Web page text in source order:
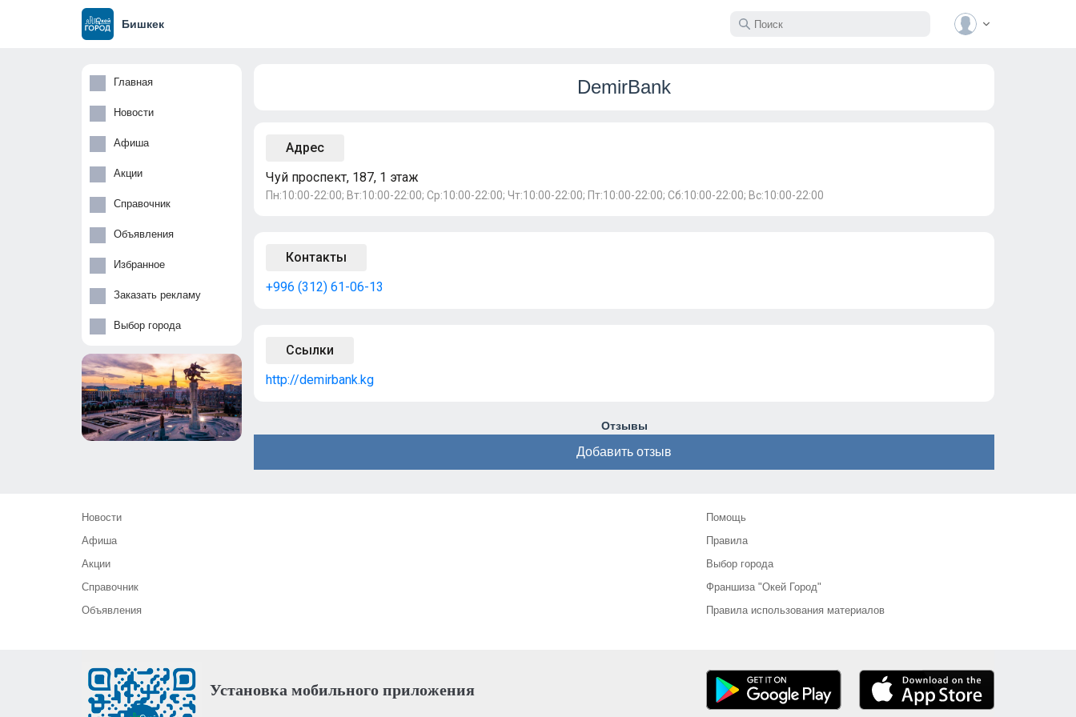
Бишкек
Главная
Новости
Афиша
Акции
Справочник
Объявления
Избранное
Заказать рекламу
Выбор города
DemirBank
Адрес
Чуй проспект, 187, 1 этаж
Пн:10:00-22:00; Вт:10:00-22:00; Ср:10:00-22:00; Чт:10:00-22:00; Пт:10:00-22:00; Сб:10:00-22:00; Вс:10:00-22:00
Контакты
+996 (312) 61-06-13
Ссылки
http://demirbank.kg
Отзывы
Добавить отзыв
Новости
Афиша
Акции
Справочник
Объявления
Помощь
Правила
Выбор города
Франшиза "Окей Город"
Правила использования материалов
Установка мобильного приложения